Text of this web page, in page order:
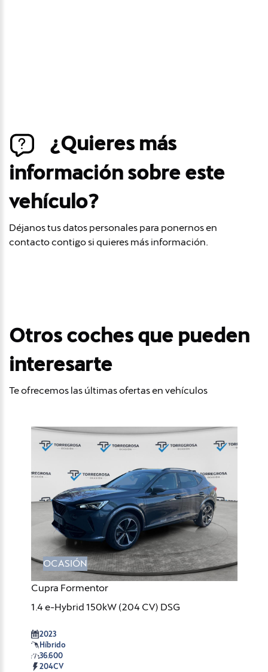
¿Quieres más
información sobre este
vehículo?
Déjanos tus datos personales para ponernos en
contacto contigo si quieres más información.
Otros coches que pueden
interesarte
Te ofrecemos las últimas ofertas en vehículos
OCASIÓN
Cupra Formentor
1.4 e-Hybrid 150kW (204 CV) DSG
2023
Híbrido
36.600
204CV